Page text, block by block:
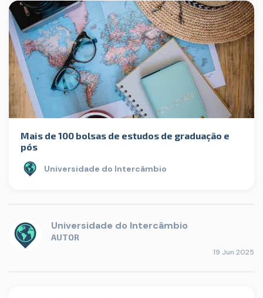
Mais de 100 bolsas de estudos de graduação e
pós
Universidade do Intercâmbio
Universidade do Intercâmbio
AUTOR
19 Jun 2025